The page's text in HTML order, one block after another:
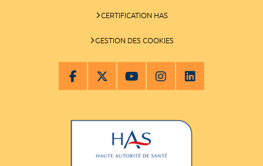
CERTIFICATION HAS
GESTION DES COOKIES